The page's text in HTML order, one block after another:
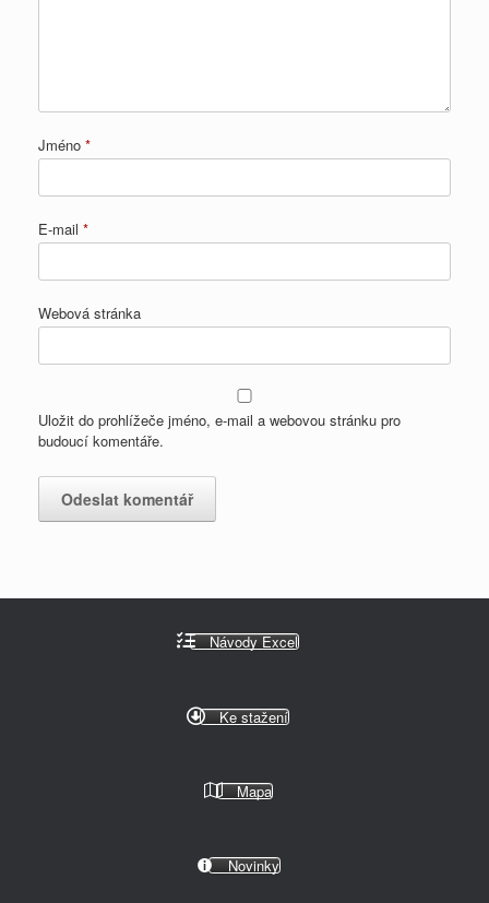
Jméno *
E-mail *
Webová stránka
Uložit do prohlížeče jméno, e-mail a webovou stránku pro
budoucí komentáře.
Návody Excel
Ke stažení
Mapa
Novinky